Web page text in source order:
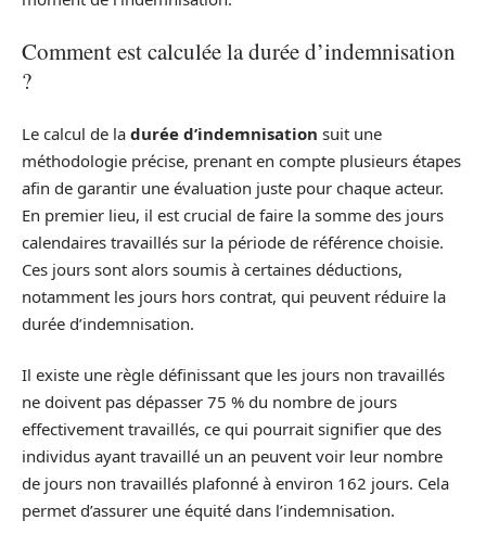
Comment est calculée la durée d’indemnisation
?
Le calcul de la durée d’indemnisation suit une
méthodologie précise, prenant en compte plusieurs étapes
afin de garantir une évaluation juste pour chaque acteur.
En premier lieu, il est crucial de faire la somme des jours
calendaires travaillés sur la période de référence choisie.
Ces jours sont alors soumis à certaines déductions,
notamment les jours hors contrat, qui peuvent réduire la
durée d’indemnisation.
Il existe une règle définissant que les jours non travaillés
ne doivent pas dépasser 75 % du nombre de jours
effectivement travaillés, ce qui pourrait signifier que des
individus ayant travaillé un an peuvent voir leur nombre
de jours non travaillés plafonné à environ 162 jours. Cela
permet d’assurer une équité dans l’indemnisation.